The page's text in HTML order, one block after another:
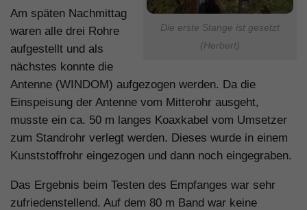
Die erste Stange ist gesetzt
(Herbert)
Am späten Nachmittag
waren alle drei Rohre
aufgestellt und als
nächstes konnte die
Antenne (WINDOM) aufgezogen werden. Da die
Einspeisung der Antenne vom Mitterohr ausgeht,
musste ein ca. 50 m langes Koaxkabel vom Umsetzer
zum Standrohr verlegt werden. Dieses wurde in einem
Kunststoffrohr eingezogen und dann noch eingegraben.
Das Ergebnis beim Testen des Empfanges war sehr
zufriedenstellend. Auf dem 80 m Band war keine